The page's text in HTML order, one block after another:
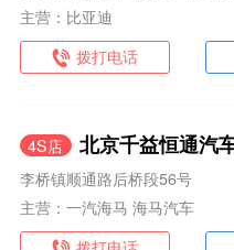
主营：比亚迪
拨打电话
4S店 北京千益恒通汽
李桥镇顺通路后桥段56号
主营：一汽海马 海马汽车